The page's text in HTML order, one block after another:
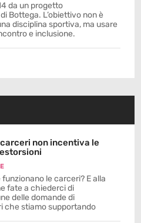
da un progetto
Bottega. L’obiettivo non è
disciplina sportiva, ma usare
e inclusione.
non incentiva le
le carceri? E alla
fate a chiederci di
delle domande di
che stiamo supportando